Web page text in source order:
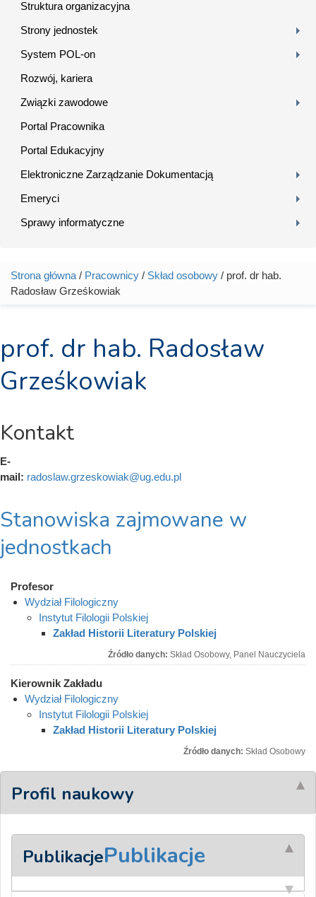
Struktura organizacyjna
Strony jednostek
System POL-on
Rozwój, kariera
Związki zawodowe
Portal Pracownika
Portal Edukacyjny
Elektroniczne Zarządzanie Dokumentacją
Emeryci
Sprawy informatyczne
Jesteś tutaj
Strona główna / Pracownicy / Skład osobowy / prof. dr hab.
Radosław Grześkowiak
prof. dr hab. Radosław
Grześkowiak
Kontakt
E-
mail: radoslaw.grzeskowiak@ug.edu.pl
Stanowiska zajmowane w
jednostkach
Profesor
Wydział Filologiczny
Instytut Filologii Polskiej
Zakład Historii Literatury Polskiej
Źródło danych: Skład Osobowy, Panel Nauczyciela
Kierownik Zakładu
Wydział Filologiczny
Instytut Filologii Polskiej
Zakład Historii Literatury Polskiej
Źródło danych: Skład Osobowy
Profil naukowy
PublikacjePublikacje